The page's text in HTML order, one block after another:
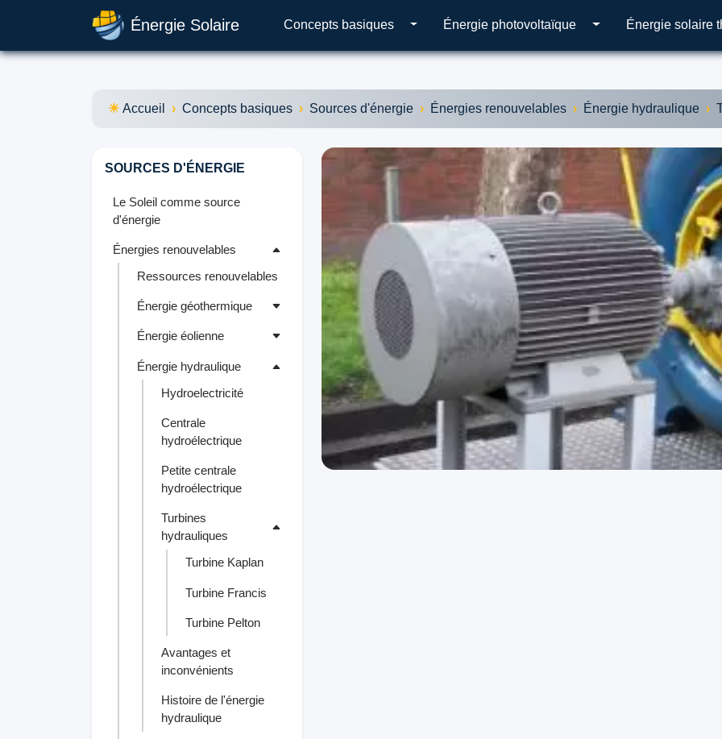
Énergie Solaire Concepts basiques Énergie photovoltaïque Énergie solaire
Accueil Concepts basiques Sources d'énergie Énergies renouvelables Énergie hydraulique
SOURCES D'ÉNERGIE
Le Soleil comme source
d'énergie
Énergies renouvelables
Ressources renouvelables
Énergie géothermique
Énergie éolienne
Énergie hydraulique
Hydroelectricité
Centrale
hydroélectrique
Petite centrale
hydroélectrique
Turbines
hydrauliques
Turbine Kaplan
Turbine Francis
Turbine Pelton
Avantages et
inconvénients
Histoire de l'énergie
hydraulique